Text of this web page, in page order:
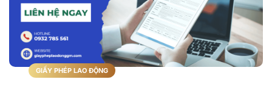
GIẤY PHÉP LAO ĐỘNG